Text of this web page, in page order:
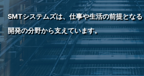
SMTシステムズは、仕事や生活の前提とな
開発の分野から支えています。